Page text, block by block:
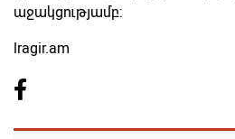
աջակցությամբ:
lragir.am